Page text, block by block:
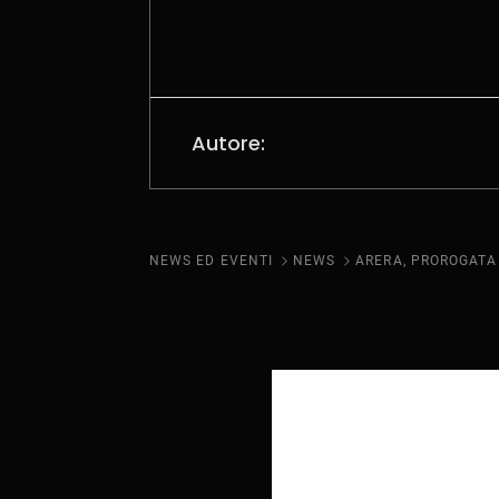
Autore:
NEWS ED EVENTI NEWS